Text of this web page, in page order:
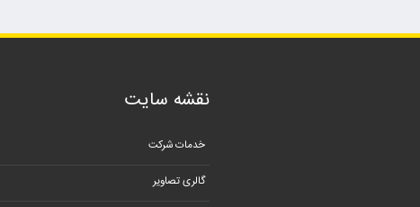
نقشه سایت
خدمات شرکت
گالری تصاویر